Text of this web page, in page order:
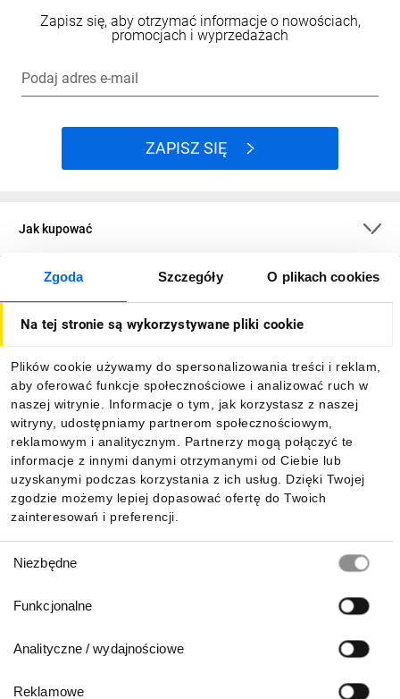
Zgoda Szczegóły O plikach cookies
Na tej stronie są wykorzystywane pliki cookie
Plików cookie używamy do spersonalizowania treści i reklam,
aby oferować funkcje społecznościowe i analizować ruch w
naszej witrynie. Informacje o tym, jak korzystasz z naszej
witryny, udostępniamy partnerom społecznościowym,
reklamowym i analitycznym. Partnerzy mogą połączyć te
informacje z innymi danymi otrzymanymi od Ciebie lub
uzyskanymi podczas korzystania z ich usług. Dzięki Twojej
zgodzie możemy lepiej dopasować ofertę do Twoich
zainteresowań i preferencji.
zgody
Niezbędne
Funkcjonalne
Analityczne / wydajnościowe
Reklamowe
Zapisz się, aby otrzymać informacje o nowościach,
promocjach i wyprzedażach
Podaj adres e-mail
ZAPISZ SIĘ
Jak kupować
O firmie
Informacje
Pobierz naszą aplikację mobilną: